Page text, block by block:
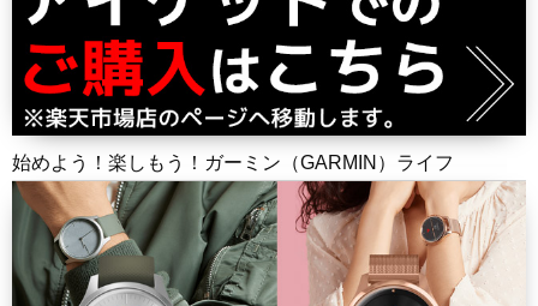
始めよう！楽しもう！ガーミン（GARMIN）ライフ